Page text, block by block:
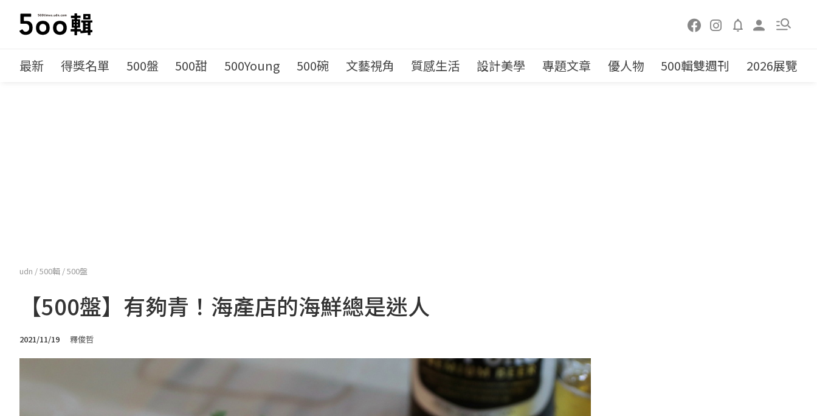
最新 得獎名單 500盤 500甜 500Young 500碗 文藝視角 質感生活 設計美學 專題文章 優人物 500輯雙週刊 2026展覽
udn /500輯 /500盤
【500盤】有夠青！海產店的海鮮總是迷人
2021/11/19 釋俊哲